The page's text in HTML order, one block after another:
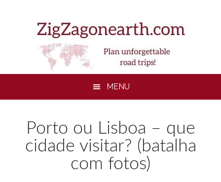
MENU
Porto ou Lisboa – que
cidade visitar? (batalha
com fotos)